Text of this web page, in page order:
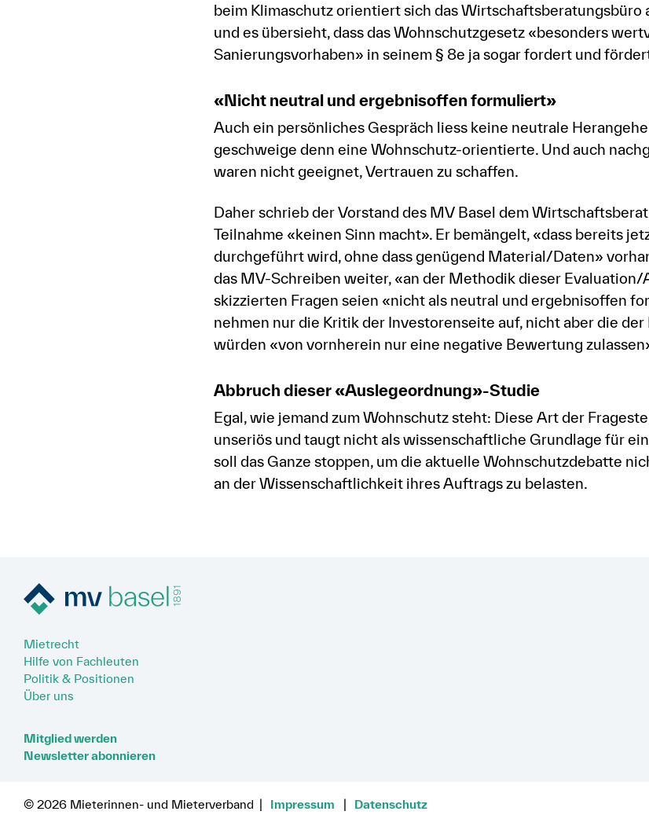
beim Klimaschutz orientiert sich das Wirtschaftsberatungsbüro
und es übersieht, dass das Wohnschutzgesetz «besonders
Sanierungsvorhaben» in seinem § 8e ja sogar fordert und
«Nicht neutral und ergebnisoffen formuliert»
Auch ein persönliches Gespräch liess keine neutrale
geschweige denn eine Wohnschutz-orientierte. Und auch
waren nicht geeignet, Vertrauen zu schaffen.
Daher schrieb der Vorstand des MV Basel dem
Teilnahme «keinen Sinn macht». Er bemängelt, «dass bereits
durchgeführt wird, ohne dass genügend Material/Daten»
das MV-Schreiben weiter, «an der Methodik dieser Evaluation/
skizzierten Fragen seien «nicht als neutral und ergebnisoffen
nehmen nur die Kritik der Investorenseite auf, nicht aber die
würden «von vornherein nur eine negative Bewertung
Abbruch dieser «Auslegeordnung»-Studie
Egal, wie jemand zum Wohnschutz steht: Diese Art der
unseriös und taugt nicht als wissenschaftliche Grundlage für
soll das Ganze stoppen, um die aktuelle Wohnschutzdebatte
an der Wissenschaftlichkeit ihres Auftrags zu belasten.
Mietrecht
Hilfe von Fachleuten
Politik & Positionen
Über uns
Mitglied werden
Newsletter abonnieren
© 2026 Mieterinnen- und Mieterverband Impressum Datenschutz